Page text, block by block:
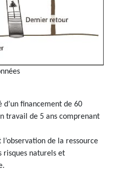
financement de 60
travail de 5 ans comprenant
de la ressource
risques naturels et